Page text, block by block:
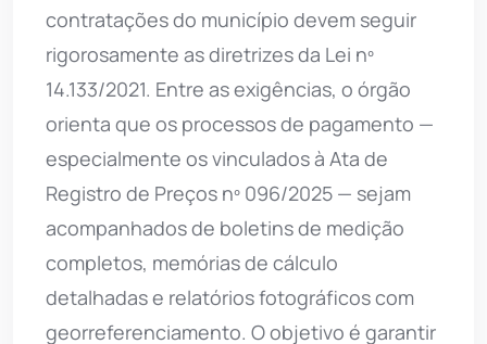
contratações do município devem seguir
rigorosamente as diretrizes da Lei nº
14.133/2021. Entre as exigências, o órgão
orienta que os processos de pagamento —
especialmente os vinculados à Ata de
Registro de Preços nº 096/2025 — sejam
acompanhados de boletins de medição
completos, memórias de cálculo
detalhadas e relatórios fotográficos com
georreferenciamento. O objetivo é garantir